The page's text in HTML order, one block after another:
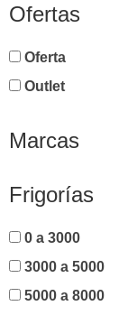
Ofertas
Oferta
Outlet
Marcas
Frigorías
0 a 3000
3000 a 5000
5000 a 8000